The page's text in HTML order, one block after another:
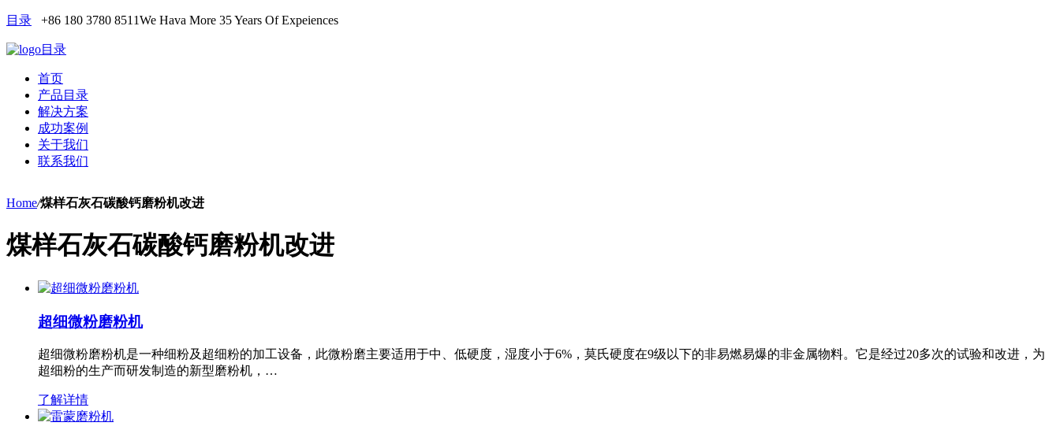
目录 +86 180 3780 8511We Hava More 35 Years Of Expeiences
目录
首页
产品目录
解决方案
成功案例
关于我们
联系我们
Home/煤样石灰石碳酸钙磨粉机改进
煤样石灰石碳酸钙磨粉机改进
超细微粉磨粉机
超细微粉磨粉机是一种细粉及超细粉的加工设备，此微粉磨主要适用于中、低硬度，湿度小于6%，莫氏硬度在9级以下的非易燃易爆的非金属物料。它是经过20多次的试验和改进，为
超细粉的生产而研发制造的新型磨粉机，…
了解详情